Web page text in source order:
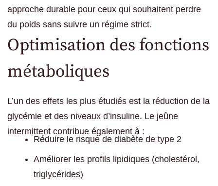
approche durable pour ceux qui souhaitent perdre
du poids sans suivre un régime strict.
Optimisation des fonctions
métaboliques
L’un des effets les plus étudiés est la réduction de la
glycémie et des niveaux d’insuline. Le jeûne
intermittent contribue également à :
Réduire le risque de diabète de type 2
Améliorer les profils lipidiques (cholestérol,
triglycérides)